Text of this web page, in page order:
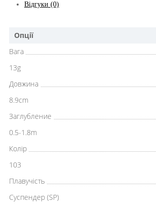
Відгуки (0)
Опції
Вага
13g
Довжина
8.9cm
Заглубление
0.5-1.8m
Колір
103
Плавучість
Cуспендер (SP)